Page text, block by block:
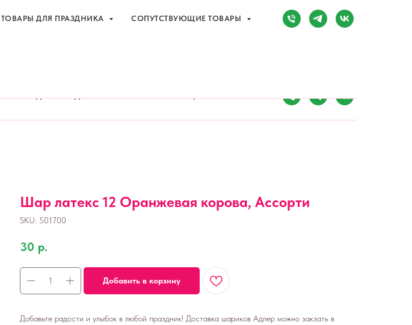
Сочи, Адлер,ул. Мира, д. 14
ТОВАРЫ ДЛЯ ПРАЗДНИКА СОПУТСТВУЮЩИЕ ТОВАРЫ
ТОВАРЫ ДЛЯ ПРАЗДНИКА СОПУТСТВУЮЩИЕ ТОВАРЫ
Шар латекс 12 Оранжевая корова, Ассорти
SKU: 501700
30 р.
Добавить в корзину
Добавьте радости и улыбок в любой праздник! Доставка шариков Адлер можно закзать в